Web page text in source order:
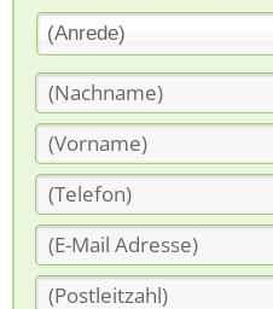
(Anrede)